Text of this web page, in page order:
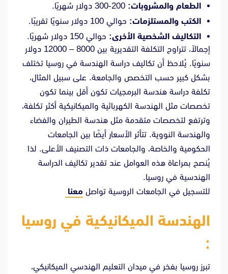
الطعام والمشروبات:
الكتب والمستلزمات: حوالي 100 دولار سنويًا تقريبًا.
التكاليف الشخصية الأخرى: حوالي 150 دولار شهريًا.
إجمالاً، تتراوح التكلفة التقديرية بين 8000 – 12000 دولار
سنويًا. يُلاحظ أن تكاليف دراسة الهندسة في روسيا تختلف
بشكل كبير حسب التخصص والجامعة. على سبيل المثال،
تكلفة دراسة هندسة البرمجيات تكون أقل بينما تكون
تخصصات مثل الهندسة الكهربائية والميكانيكية أكثر تكلفة،
وترتفع لتخصصات متقدمة مثل هندسة الطيران والفضاء
والهندسة النووية. تتأثر الأسعار أيضًا بين الجامعات
الحكومية والخاصة، والجامعات ذات التصنيف الأعلى. لذا
يُنصح بمراعاة هذه العوامل عند تقدير تكاليف الدراسة
الهندسية في روسيا.
للتسجيل في الجامعات الروسية تواصل معنا
الهندسة الميكانيكية في روسيا
:
تبرز روسيا بفخر في ميدان التعليم الهندسي الميكانيكي،